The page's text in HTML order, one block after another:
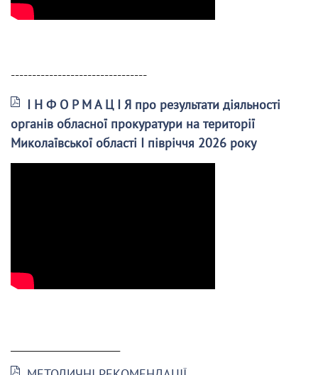
--------------------------------
І Н Ф О Р М А Ц І Я про результати діяльності
органів обласної прокуратури на території
Миколаївської області І півріччя 2026 року